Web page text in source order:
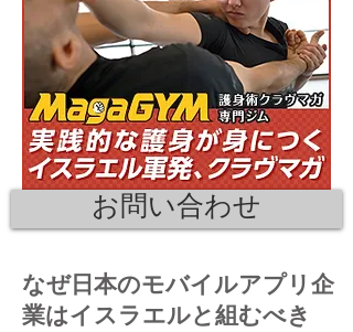
お問い合わせ
なぜ日本のモバイルアプリ企
業はイスラエルと組むべき